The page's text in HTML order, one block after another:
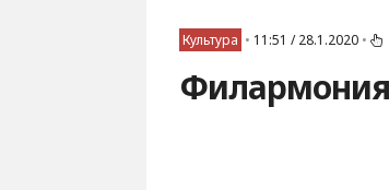
Культура • 11:51 / 28.1.2020 •